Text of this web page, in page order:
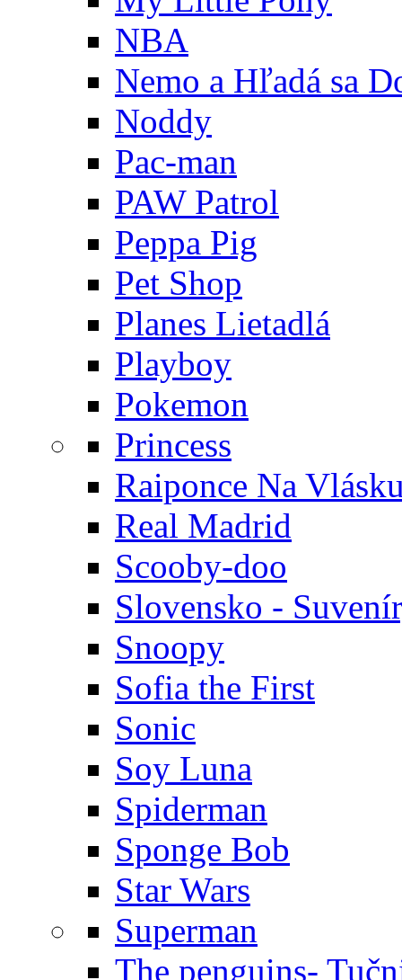
NBA
Nemo a Hľadá sa
Noddy
Pac-man
PAW Patrol
Peppa Pig
Pet Shop
Planes Lietadlá
Playboy
Pokemon
Princess
Raiponce Na
Real Madrid
Scooby-doo
Slovensko -
Snoopy
Sofia the First
Sonic
Soy Luna
Spiderman
Sponge Bob
Star Wars
Superman
The penguins-